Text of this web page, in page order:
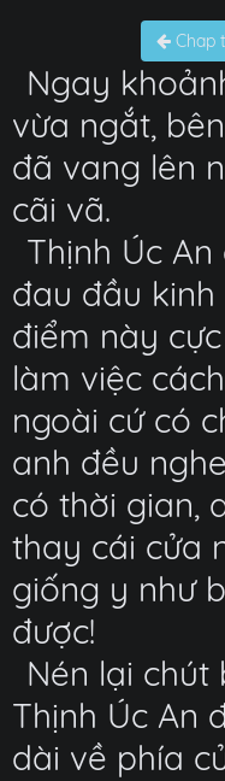
Chap
Ngay
vừa ngắt,
đã vang lên
cãi vã.
Thịnh Úc
đau đầu kinh
điểm này
làm việc
ngoài cứ có
anh đều
có thời gian,
thay cái cửa
giống y như
được!
Nén lại chút
Thịnh Úc An
dài về phía